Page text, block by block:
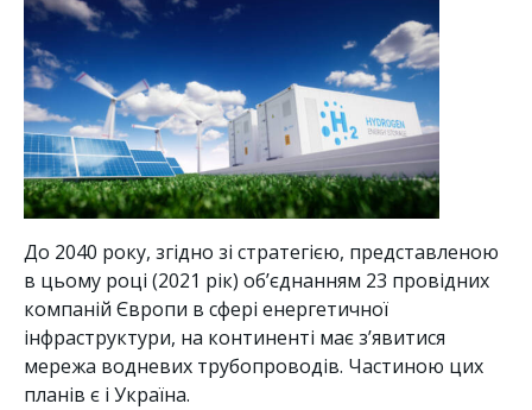
До 2040 року, згідно зі стратегією, представленою
в цьому році (2021 рік) об’єднанням 23 провідних
компаній Європи в сфері енергетичної
інфраструктури, на континенті має з’явитися
мережа водневих трубопроводів. Частиною цих
планів є і Україна.